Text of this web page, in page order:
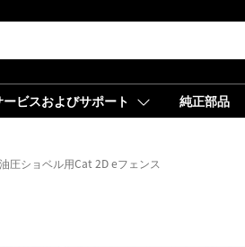
ービスおよびサポート 純正部品
油圧ショベル用Cat 2D eフェンス